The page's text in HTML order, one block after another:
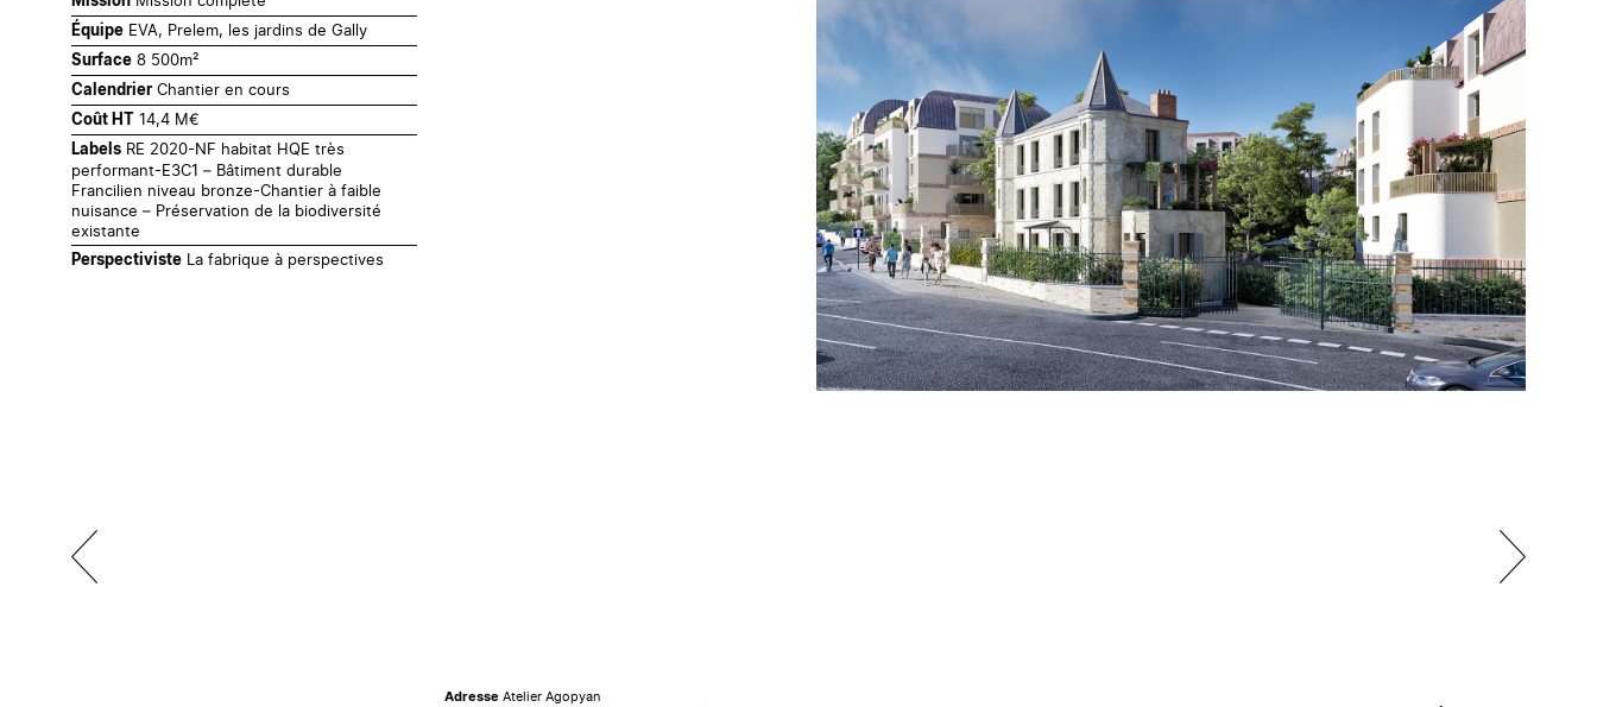
Équipe EVA, Prelem, les jardins de Gally
Surface 8 500m²
Calendrier Chantier en cours
Coût HT 14,4 M€
Labels RE 2020-NF habitat HQE très
performant-E3C1 – Bâtiment durable
Francilien niveau bronze-Chantier à faible
nuisance – Préservation de la biodiversité
existante
Perspectiviste La fabrique à perspectives
AdresseAtelier Agopyan